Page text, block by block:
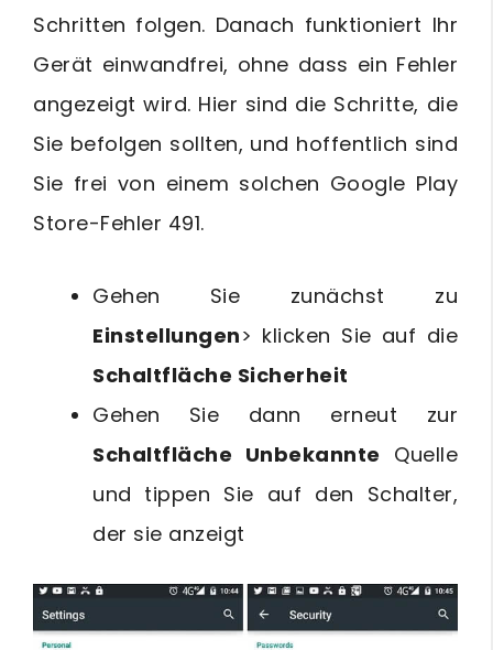
Schritten folgen. Danach funktioniert Ihr
Gerät einwandfrei, ohne dass ein Fehler
angezeigt wird. Hier sind die Schritte, die
Sie befolgen sollten, und hoffentlich sind
Sie frei von einem solchen Google Play
Store-Fehler 491.
Gehen Sie zunächst zu
Einstellungen> klicken Sie auf die
Schaltfläche Sicherheit
Gehen Sie dann erneut zur
Schaltfläche Unbekannte Quelle
und tippen Sie auf den Schalter,
der sie anzeigt